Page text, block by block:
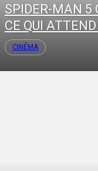
SPIDER-MAN 5
CE QUI
CINÉMA